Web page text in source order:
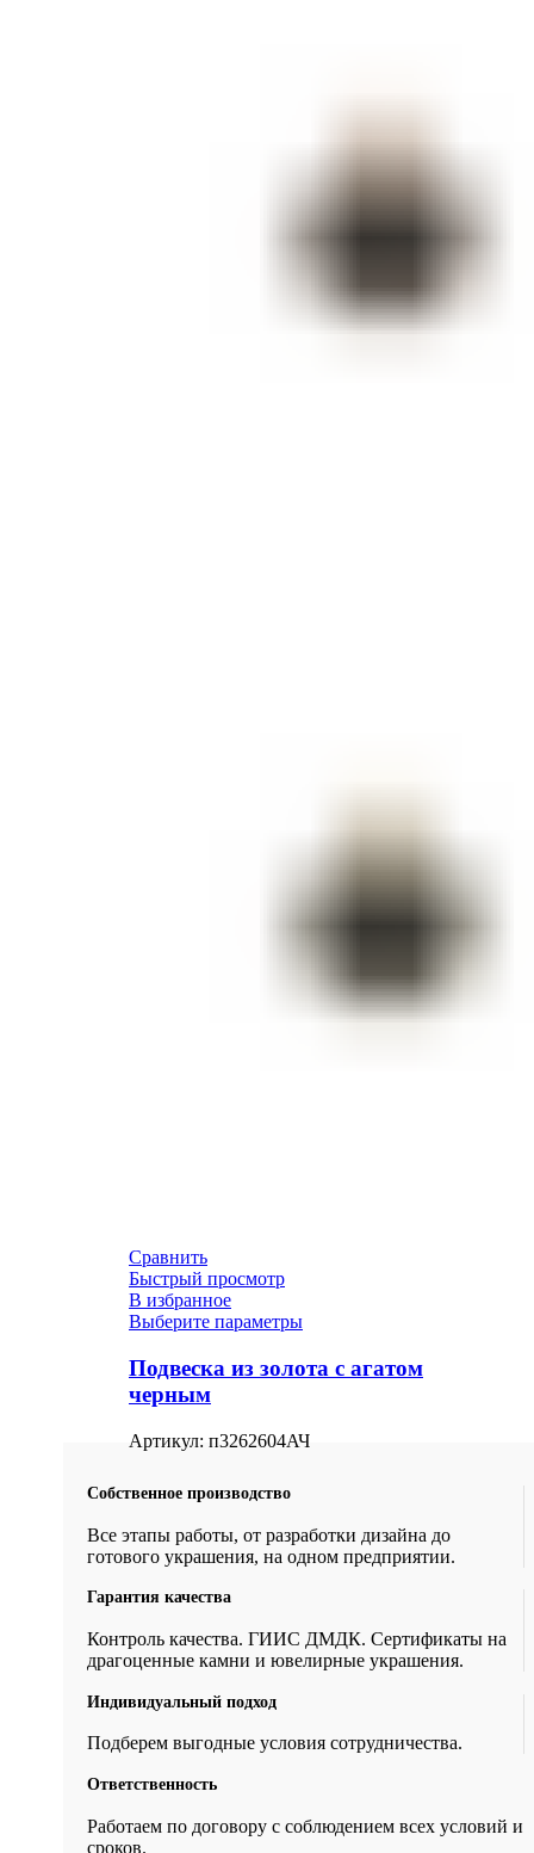
Сравнить
Быстрый просмотр
В избранное
Выберите параметры
Подвеска из золота с агатом
черным
Артикул: п3262604АЧ
Собственное производство
Все этапы работы, от разработки дизайна до
готового украшения, на одном предприятии.
Гарантия качества
Контроль качества. ГИИС ДМДК. Сертификаты на
драгоценные камни и ювелирные украшения.
Индивидуальный подход
Подберем выгодные условия сотрудничества.
Ответственность
Работаем по договору с соблюдением всех условий и
сроков.